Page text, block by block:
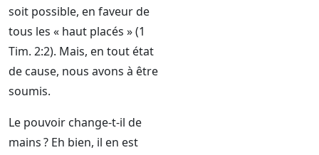
soit possible, en faveur de
tous les « haut placés » (1
Tim. 2:2). Mais, en tout état
de cause, nous avons à être
soumis.
Le pouvoir change-t-il de
mains ? Eh bien, il en est